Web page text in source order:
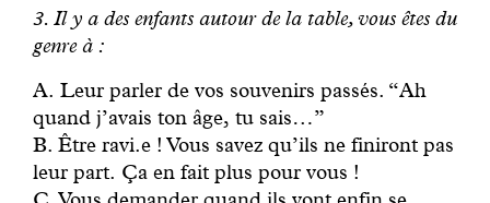
3. Il y a des enfants autour de la table, vous êtes du
genre à :
A. Leur parler de vos souvenirs passés. “Ah
quand j’avais ton âge, tu sais…”
B. Être ravi.e ! Vous savez qu’ils ne finiront pas
leur part. Ça en fait plus pour vous !